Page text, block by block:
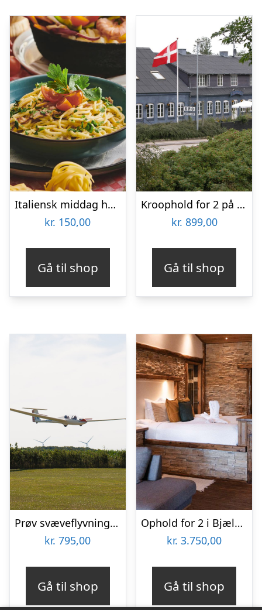
Italiensk middag hos Restaurant Pulcinella
kr. 150,00
Gå til shop
Kroophold for 2 på Nørre Vissing Kro
kr. 899,00
Gå til shop
Prøv svæveflyvning hos Viborg Svæveflyveklub
kr. 795,00
Gå til shop
Ophold for 2 i Bjælkesuite hos Ribehøj
kr. 3.750,00
Gå til shop